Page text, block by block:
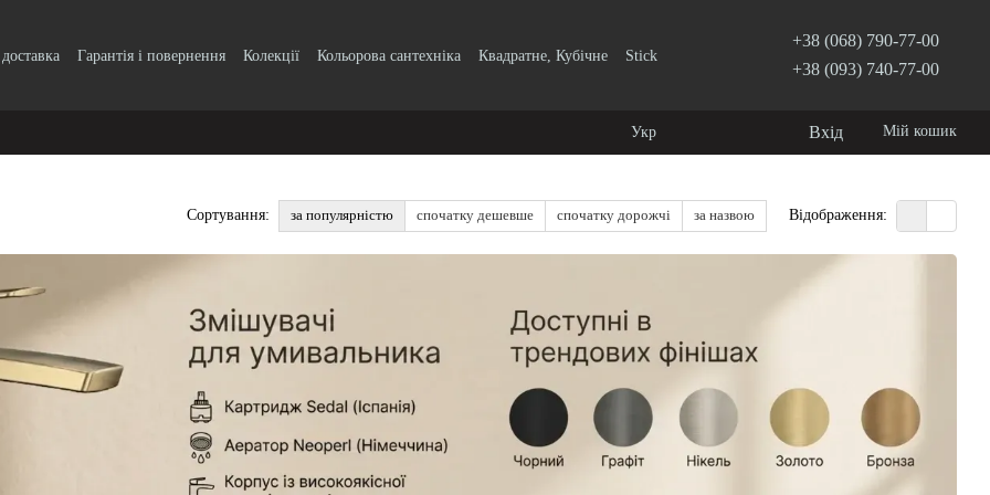
Гарантія і повернення Колекції Кольорова сантехніка Квадратне, Кубічне
Stick
+38 (068) 790-77-00
+38 (093) 740-77-00
Укр Вхід Мій кошик
Сортування: за популярністю спочатку дешевше спочатку дорожчі за назвою Відображення: